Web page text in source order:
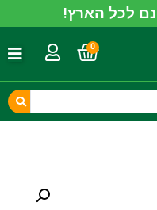
לכל הארץ!
0